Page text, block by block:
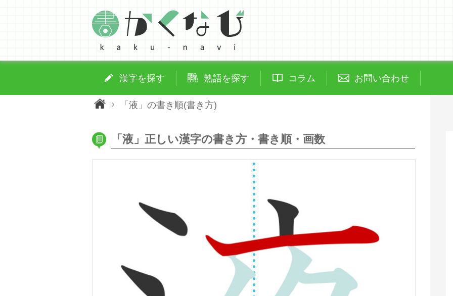
漢字を探す 熟語を探す コラム お問い合わせ
「液」の書き順(書き方)
「液」正しい漢字の書き方・書き順・画数